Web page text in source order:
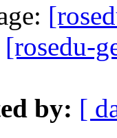
[rosedu-
by: [